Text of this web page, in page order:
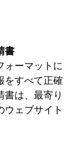
書
ォーマットに
をすべて正確
書は、最寄り
ウェブサイト